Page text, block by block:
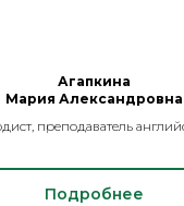
Агапкина
Мария Александровна
преподаватель
Подробнее